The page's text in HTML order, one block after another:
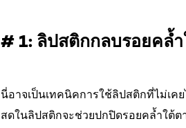
# 1: ลิปสติกกลบรอยคล้ำ
นี่อาจเป็นเทคนิคการใช้ลิปสติกที่ไม่เค
สดในลิปสติกจะช่วยปกปิดรอยคล้ำใต้ต